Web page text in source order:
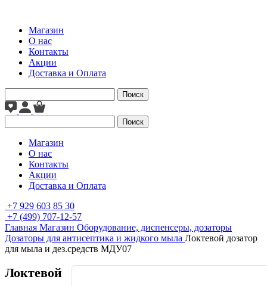
Магазин
О нас
Контакты
Акции
Доставка и Оплата
Поиск
Поиск
Магазин
О нас
Контакты
Акции
Доставка и Оплата
+7 929 603 85 30
+7 (499) 707-12-57
Главная Магазин Оборудование, диспенсеры, дозаторы
Дозаторы для антисептика и жидкого мыла Локтевой дозатор
для мыла и дез.средств МДУ07
Локтевой